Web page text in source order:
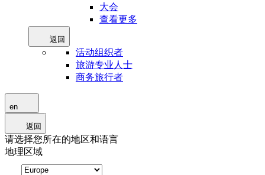
大会
查看更多
返回
活动组织者
旅游专业人士
商务旅行者
en
返回
请选择您所在的地区和语言
地理区域